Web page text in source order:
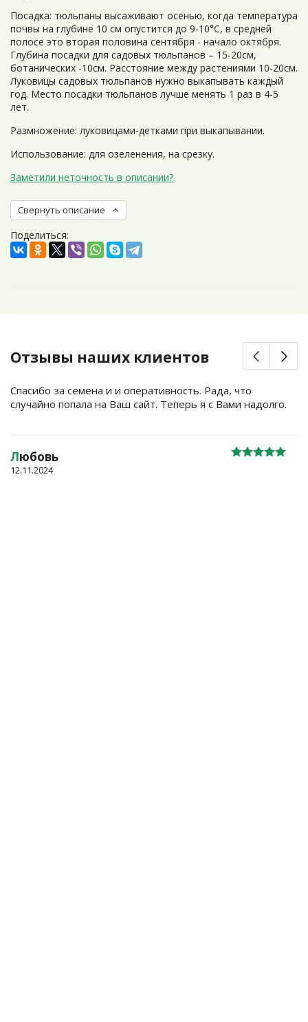
Посадка: тюльпаны высаживают осенью, когда температура
почвы на глубине 10 см опустится до 9-10°С, в средней
полосе это вторая половина сентября - начало октября.
Глубина посадки для садовых тюльпанов – 15-20см,
ботанических -10см. Расстояние между растениями 10-20см.
Луковицы садовых тюльпанов нужно выкапывать каждый
год. Место посадки тюльпанов лучше менять 1 раз в 4-5
лет.
Размножение: луковицами-детками при выкапывании.
Использование: для озеленения, на срезку.
Заметили неточность в описании?
Свернуть описание
Поделиться:
Отзывы наших клиентов
Спасибо за семена и и оперативность. Рада, что
случайно попала на Ваш сайт. Теперь я с Вами надолго.
Любовь
12.11.2024